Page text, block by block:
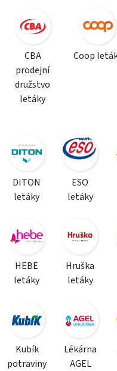
CBA
prodejní
družstvo
letáky
Coop
DITON
letáky
ESO
letáky
HEBE
letáky
Hruška
letáky
Kubík
potraviny
Lékárna
AGEL